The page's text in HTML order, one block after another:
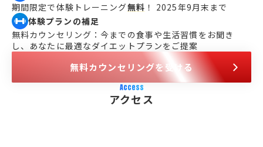
期間限定で体験トレーニング無料 ！ 2025年9月末まで
体験プランの補足
無料カウンセリング：今までの食事や生活習慣をお聞き
し、あなたに最適なダイエットプランをご提案
無料カウンセリングを受ける
Access
アクセス